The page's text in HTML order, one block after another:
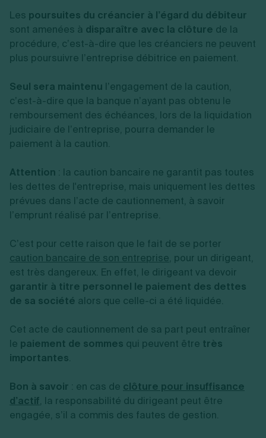
Les poursuites du créancier à l’égard du débiteur
sont amenées à disparaître avec la clôture de la
procédure, c’est-à-dire que les créanciers ne peuvent
plus poursuivre l’entreprise débitrice en paiement.
Seul sera maintenu l’engagement de la caution,
c’est-à-dire que la banque n’ayant pas obtenu le
remboursement des échéances, lors de la liquidation
judiciaire de l’entreprise, pourra demander le
paiement à la caution.
Attention : la caution bancaire ne garantit pas toutes
les dettes de l'entreprise, mais uniquement les dettes
prévues dans l’acte de cautionnement, à savoir
l’emprunt réalisé par l’entreprise.
C’est pour cette raison que le fait de se porter
caution bancaire de son entreprise, pour un dirigeant,
est très dangereux. En effet, le dirigeant va devoir
garantir à titre personnel le paiement des dettes
de sa société alors que celle-ci a été liquidée.
Cet acte de cautionnement de sa part peut entraîner
le paiement de sommes qui peuvent être très
importantes.
Bon à savoir : en cas de clôture pour insuffisance
d’actif, la responsabilité du dirigeant peut être
engagée, s’il a commis des fautes de gestion.